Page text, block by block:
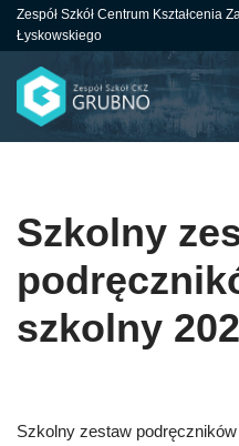
do
treści
Zespół Szkół Centrum Kształcenia
Łyskowskiego
Szkolny
szkolny
Szkolny zestaw